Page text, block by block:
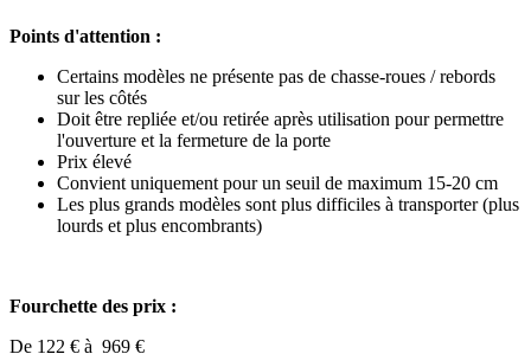
Points d'attention :
Certains modèles ne présente pas de chasse-roues / rebords
sur les côtés
Doit être repliée et/ou retirée après utilisation pour permettre
l'ouverture et la fermeture de la porte
Prix élevé
Convient uniquement pour un seuil de maximum 15-20 cm
Les plus grands modèles sont plus difficiles à transporter (plus
lourds et plus encombrants)
Fourchette des prix :
De 122 € à 969 €